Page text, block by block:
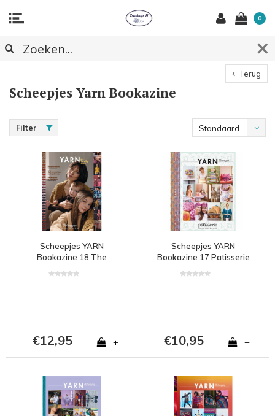
0
Terug
Scheepjes Yarn Bookazine
Filter Standaard
Scheepjes YARN
Bookazine 18 The
€12,95 +
Scheepjes YARN
Bookazine 17 Patisserie
€10,95 +